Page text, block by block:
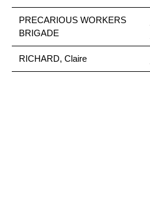
PRECARIOUS WORKERS
BRIGADE
RICHARD, Claire